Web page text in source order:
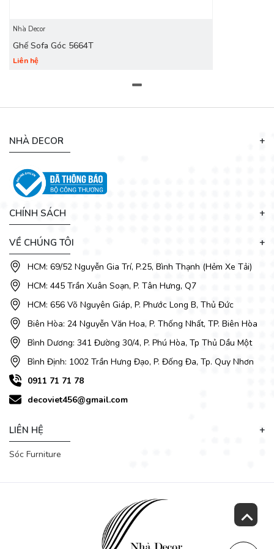
lựa chọn tuyệt vời nhất.
Ghế sofa là đồ dùng thường thấy trong phòng khách mọi
nhà, vì vậy cần phải chú ý đến việc bài trí ghế sofa sao cho
hợp lý vừa mang lại vẻ đẹp cho ngôi nhà và vừa đúng phong
thủy là điều không hề đơn giản. Sau đâyDecoViet
quý khách cách chọn bàn ghế sofa đẹp và sang trọng, hiện
đại lại hợp với không gian phòng khách nhà mình!
Nhà Decor
Ghế Sofa Góc 5664T
Liên hệ
NHÀ DECOR
CHÍNH SÁCH
VỀ CHÚNG TÔI
HCM: 69/52 Nguyễn Gia Trí, P.25, Bình Thạnh (Hẻm Xe Tải)
HCM: 445 Trần Xuân Soạn, P. Tân Hưng, Q7
HCM: 656 Võ Nguyên Giáp, P. Phước Long B, Thủ Đức
Biên Hòa: 24 Nguyễn Văn Hoa, P. Thống Nhất, TP. Biên Hòa
Bình Dương: 341 Đường 30/4, P. Phú Hòa, Tp Thủ Dầu Một
Bình Định: 1002 Trần Hưng Đạo, P. Đống Đa, Tp. Quy Nhơn
0911 71 71 78
decoviet456@gmail.com
LIÊN HỆ
Sóc Furniture